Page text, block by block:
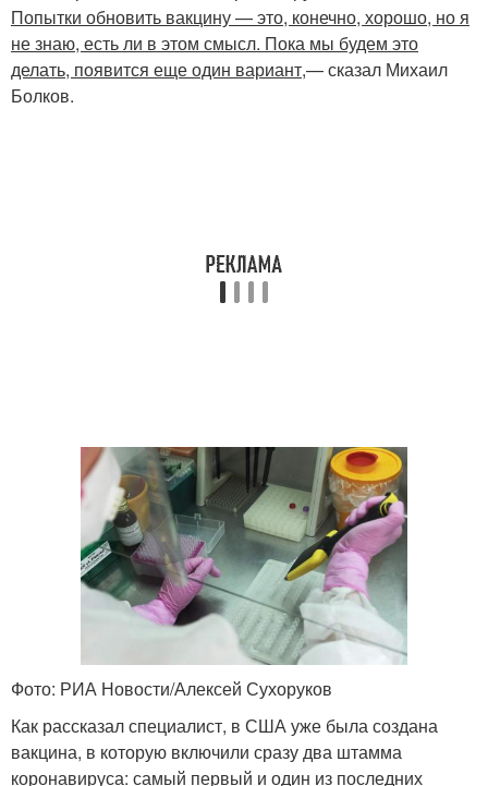
Попытки обновить вакцину — это, конечно, хорошо, но я
не знаю, есть ли в этом смысл. Пока мы будем это
делать, появится еще один вариант,— сказал Михаил
Болков.
Фото: РИА Новости/Алексей Сухоруков
Как рассказал специалист, в США уже была создана
вакцина, в которую включили сразу два штамма
коронавируса: самый первый и один из последних